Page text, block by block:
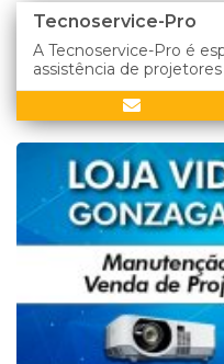
Tecnoservice-Pro
A Tecnoservice-Pro é
assistência de projetores